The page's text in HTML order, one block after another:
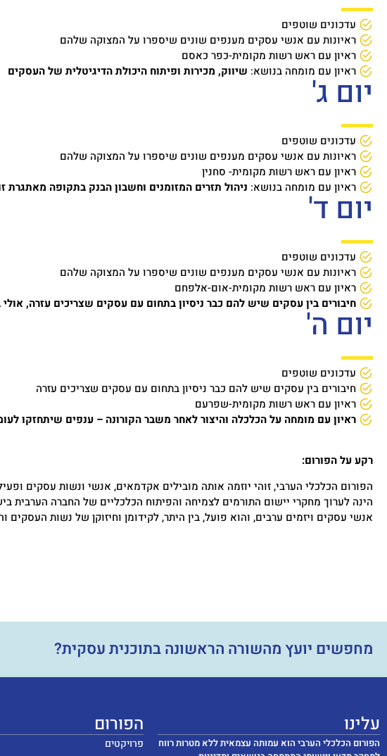
עדכונים שוטפים
ראיונות עם אנשי עסקים מענפים שונים שיספרו על המצוקה שלהם
ראיון עם ראש רשות מקומית-כפר כאסם
ראיון עם מומחה בנושא: שיווק, מכירות ופיתוח היכולת הדיגיטלית של העסקים יום ג'
עדכונים שוטפים
ראיונות עם אנשי עסקים מענפים שונים שיספרו על המצוקה שלהם
ראיון עם ראש רשות מקומית- סחנין
ראיון עם מומחה בנושא: ניהול תזרים המזומנים וחשבון הבנק בתקופה מאתגרת יום ד'
עדכונים שוטפים
ראיונות עם אנשי עסקים מענפים שונים שיספרו על המצוקה שלהם
ראיון עם ראש רשות מקומית-אום-אלפחם
חיבורים בין עסקים שיש להם כבר ניסיון בתחום עם עסקים שצריכים עזרה,
יום ה'
עדכונים שוטפים
חיבורים בין עסקים שיש להם כבר ניסיון בתחום עם עסקים שצריכים עזרה
ראיון עם ראש רשות מקומית-שפרעם
ראיון עם מומחה על הכלכלה והיצור לאחר משבר הקורונה – ענפים שיתחזקו
רקע על הפורום:
הפורום הכלכלי הערבי, זוהי יוזמה אותה מובילים אקדמאים, אנשי ונשות עסקים
הינה לערוך מחקרי יישום התורמים לצמיחה והפיתוח הכלכליים של החברה הערבית
אנשי עסקים ויזמים ערבים, והוא פועל, בין היתר, לקידומן וחיזוקן של נשות העסקים
מחפשים יועץ מהשורה הראשונה בתוכנית עסקית?
עלינו
הפורום הכלכלי הערבי הוא עמותה עצמאית ללא מטרות רווח
הפורום
פרויקטים